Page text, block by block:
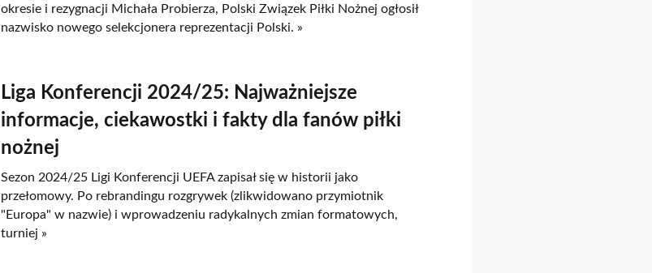
okresie i rezygnacji Michała Probierza, Polski Związek Piłki Nożnej ogłosił
nazwisko nowego selekcjonera reprezentacji Polski. »
Liga Konferencji 2024/25: Najważniejsze
informacje, ciekawostki i fakty dla fanów piłki
nożnej
Sezon 2024/25 Ligi Konferencji UEFA zapisał się w historii jako
przełomowy. Po rebrandingu rozgrywek (zlikwidowano przymiotnik
"Europa" w nazwie) i wprowadzeniu radykalnych zmian formatowych,
turniej »